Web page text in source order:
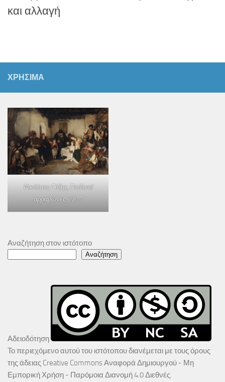
και αλλαγή
ΧΡΗΣΙΜΑ
Νικόλαος Γύζης,Παιδικοί
αρραβώνες, 1877
Αναζήτηση στον ιστότοπο
Αναζήτηση
Αδειοδότηση
Το περιεχόμενο αυτού του ιστότοπου διανέμεται με τους όρους
της άδειας Creative Commons Αναφορά Δημιουργού - Μη
Εμπορική Χρήση - Παρόμοια Διανομή 4.0 Διεθνές.